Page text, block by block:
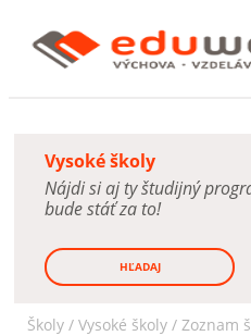
Vysoké školy
Nájdi si aj ty študijný
bude stáť za to!
HĽADAJ
Školy / Vysoké školy / Zoznam